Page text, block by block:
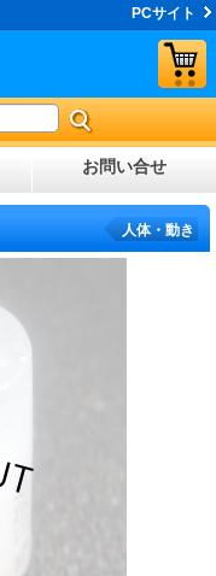
PCサイト
お問い合せ
人体・動き